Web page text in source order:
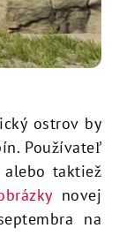
ostrov by
Používateľ
alebo taktiež
novej
na